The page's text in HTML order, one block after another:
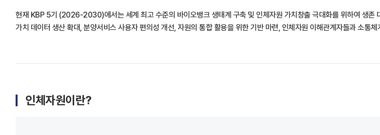
현재 KBP 5기 (2026-2030)에서는 세계 최고 수준의 바이오뱅크 생태계 구축 및 인체자원 가치창출 극대화를 위하여 생존
가치 데이터 생산 확대, 분양서비스 사용자 편의성 개선, 자원의 통합 활용을 위한 기반 마련, 인체자원 이해관계자들과 소통
인체자원이란?